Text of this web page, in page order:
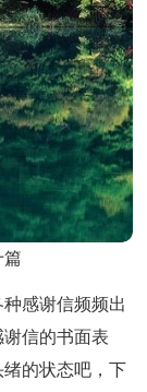
篇
感谢信频频出
信的书面表
的状态吧，下